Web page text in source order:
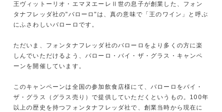
王ヴィットーリオ・エマヌエーレⅡ世の息子が創業した、フォン
タナフレッダ社の"バローロ"は、真の意味で「王のワイン」と呼ぶ
にふさわしいバローロです。
ただいま、フォンタナフレッダ社のバローロをより多くの方に楽
しんでいただけるよう、バローロ・バイ・ザ・グラス・キャンペ
ーンを開催しています。
このキャンペーンは全国の参加飲食店様にて、バローロをバイ・
ザ・グラス（グラス売り）で提供していただくというもの。100年
以上の歴史を持つフォンタナフレッダ社で、創業当時から現在に